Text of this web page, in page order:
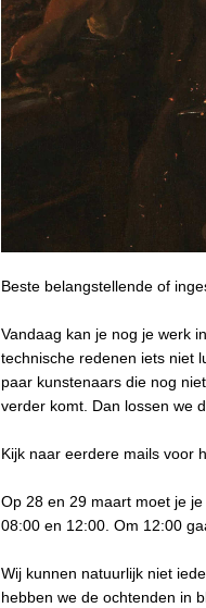
Beste belangstellende of
Vandaag kan je nog je werk
technische redenen iets niet
paar kunstenaars die nog
verder komt. Dan lossen we
Kijk naar eerdere mails voor
Op 28 en 29 maart moet je
08:00 en 12:00. Om 12:00
Wij kunnen natuurlijk niet
hebben we de ochtenden in